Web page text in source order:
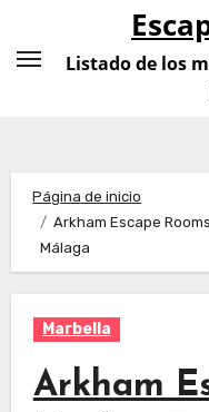
contenido
Listado de los
Página de inicio
Arkham Escape
Málaga
Marbella
Arkham